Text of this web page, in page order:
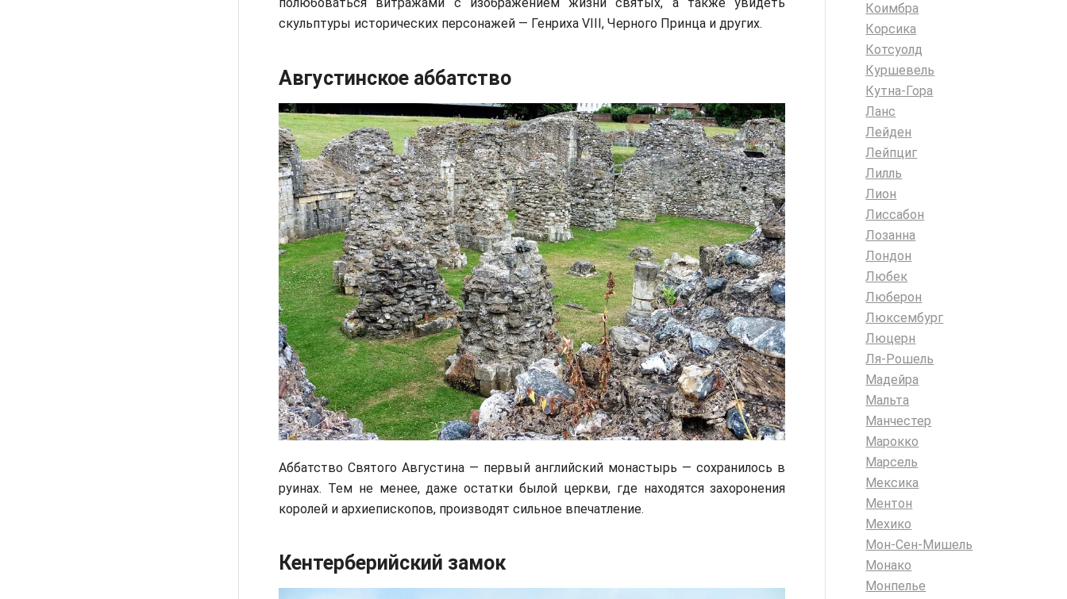
полюбоваться витражами с изображением жизни святых, а также увидеть
скульптуры исторических персонажей — Генриха VIII, Черного Принца и других.
Августинское аббатство
Аббатство Святого Августина — первый английский монастырь — сохранилось в
руинах. Тем не менее, даже остатки былой церкви, где находятся захоронения
королей и архиепископов, производят сильное впечатление.
Кентерберийский замок
Коимбра
Корсика
Котсуолд
Куршевель
Кутна-Гора
Ланс
Лейден
Лейпциг
Лилль
Лион
Лиссабон
Лозанна
Лондон
Любек
Люберон
Люксембург
Люцерн
Ля-Рошель
Мадейра
Мальта
Манчестер
Марокко
Марсель
Мексика
Ментон
Мехико
Мон-Сен-Мишель
Монако
Монпелье